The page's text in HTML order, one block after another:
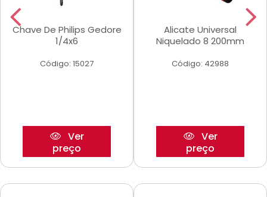
Chave De Philips Gedore
1/4x6
Código: 15027
Ver
preço
Alicate Universal
Niquelado 8 200mm
Código: 42988
Ver
preço